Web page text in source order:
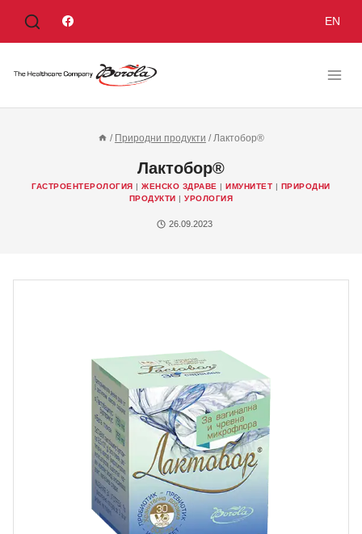
EN
/ Природни продукти / Лактобор®
Лактобор®
ГАСТРОЕНТЕРОЛОГИЯ |ЖЕНСКО ЗДРАВЕ |ИМУНИТЕТ | ПРИРОДНИ
ПРОДУКТИ |УРОЛОГИЯ
26.09.2023